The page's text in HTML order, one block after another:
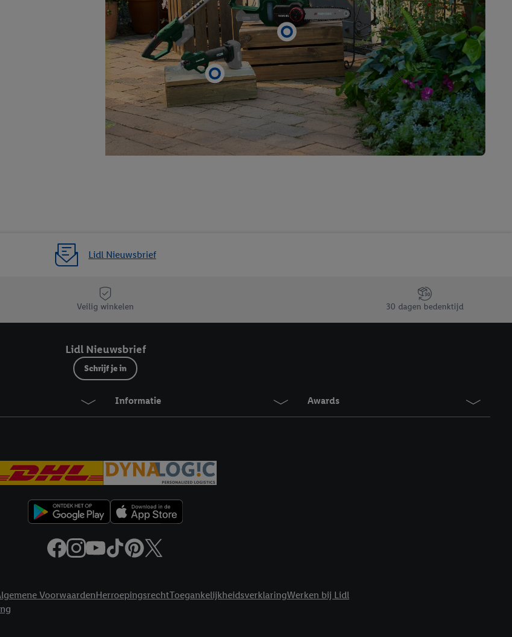
Lidl Nieuwsbrief
Veilig winkelen 30 dagen bedenktijd
Lidl Nieuwsbrief
Schrijf je in
Informatie Awards
VoorwaardenHerroepingsrechtToegankelijkheidsverklaringWerken bij Lidl
identifiers of met identifiers waarover Criteo S.A. beschikt, aan jou kunnen worden
met welke cookies en vergelijkbare technieken en met welke
Verder kan je er meer informatie vinden over de gegevensverwerking.
je voor de optie dat er enkel technisch noodzakelijke cookies en vergelijkbare
je in met alle verwerkingen voor alle bovengenoemde doeleinden. Meer informatie,
de gegevens en je recht om jouw toestemming op elk gewenst moment in te
Je vindt de impressum voor de Lidl website hier.Klik
voor meer informatie